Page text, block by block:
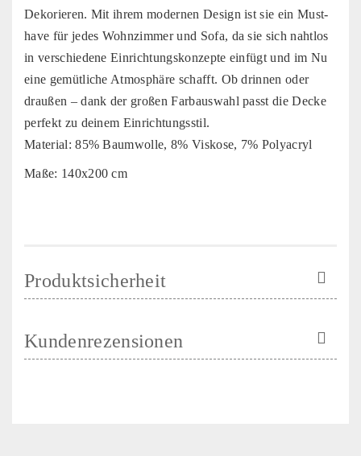
Dekorieren. Mit ihrem modernen Design ist sie ein Must-
have für jedes Wohnzimmer und Sofa, da sie sich nahtlos
in verschiedene Einrichtungskonzepte einfügt und im Nu
eine gemütliche Atmosphäre schafft. Ob drinnen oder
draußen – dank der großen Farbauswahl passt die Decke
perfekt zu deinem Einrichtungsstil.
Material: 85% Baumwolle, 8% Viskose, 7% Polyacryl
Maße: 140x200 cm
Produktsicherheit
Kundenrezensionen